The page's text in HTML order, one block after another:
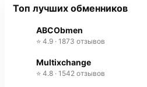
Топ лучших обменников
ABCObmen
⭐ 4.9 · 1873 отзывов
Multixchange
⭐ 4.8 · 1542 отзывов